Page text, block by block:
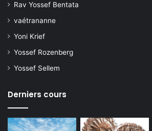
Rav Yossef Bentata
vaétrananne
Yoni Krief
Yossef Rozenberg
Yossef Sellem
Derniers cours